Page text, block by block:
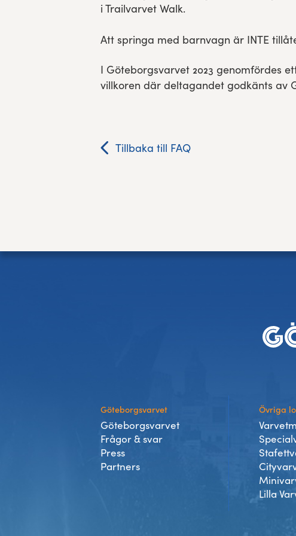
i Trailvarvet Walk.
Att springa med barnvagn är INTE
I Göteborgsvarvet 2023 genomfördes
villkoren där deltagandet godkänts av
Tillbaka till FAQ
Göteborgsvarvet
Göteborgsvarvet
Frågor & svar
Press
Partners
Övriga
Lilla
Göteborgsvarvets historia